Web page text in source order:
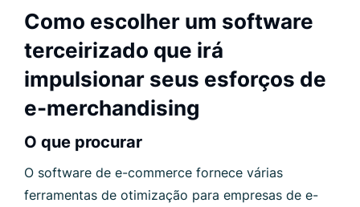
Como escolher um software
terceirizado que irá
impulsionar seus esforços de
e-merchandising
O que procurar
O software de e-commerce fornece várias
ferramentas de otimização para empresas de e-